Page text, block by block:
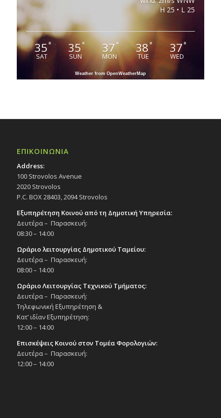
H 25 • L 25
35°
SAT
35°
SUN
37°
MON
38°
TUE
37°
WED
Weather from OpenWeatherMap
ΕΠΙΚΟΙΝΩΝΙΑ
Address:
100 Strovolos Avenue
2020 Strovolos
P.C. BOX 28403, 2094 Strovolos
Εξυπηρέτηση Κοινού από τη Δημοτική Υπηρεσία:
Δευτέρα – Παρασκευή:
08:30 – 14:00
Ωράριο λειτουργίας Δημοτικού Ταμείου:
Δευτέρα – Παρασκευή:
08:00 – 14:00
Ωράριο Λειτουργίας Τεχνικού Τμήματος:
Δευτέρα – Παρασκευή:
Τηλεφωνική Εξυπηρέτηση &
Κατ’ ιδίαν Εξυπηρέτηση:
12:00 – 14:00
Επισκέψεις Κοινού στον Τομέα Φορολογιών:
Δευτέρα – Παρασκευή:
12:00 – 14:00